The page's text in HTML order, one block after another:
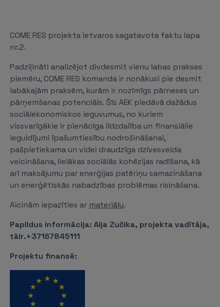
COME RES projekta ietvaros sagatavota faktu lapa
nr.2.
Padziļināti analizējot divdesmit vienu labas prakses
piemēru, COME RES komanda ir nonākusi pie desmit
labākajām praksēm, kurām ir nozīmīgs pārneses un
pārņemšanas potenciāls. Šīs AEK piedāvā dažādus
sociālekonomiskos ieguvumus, no kuriem
vissvarīgākie ir pienācīga līdzdalība un finansiālie
ieguldījumi īpašumtiesību nodrošināšanai,
pašpietiekama un videi draudzīga dzīvesveida
veicināšana, lielākas sociālās kohēzijas radīšana, kā
arī maksājumu par enerģijas patēriņu samazināšana
un enerģētiskās nabadzības problēmas risināšana.
Aicinām iepazīties ar materiālu.
Papildus informācija: Aija Zučika, projekta vadītāja,
tālr.+37167845111
Projektu finansē: